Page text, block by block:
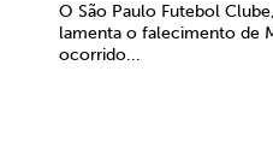
O São Paulo Futebol
lamenta o falecimento de
ocorrido...